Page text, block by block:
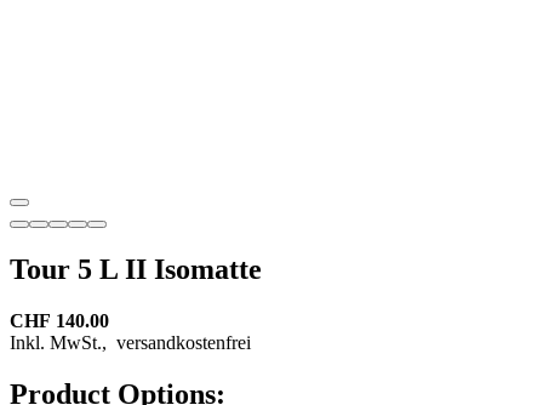
Tour 5 L II Isomatte
CHF 140.00
Inkl. MwSt., versandkostenfrei
Product Options: